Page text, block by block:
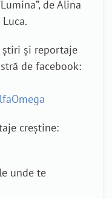
de Alina
știri și reportaje
de facebook:
creștine:
unde te